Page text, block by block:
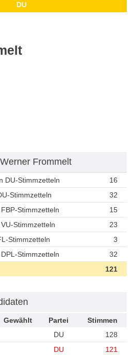
DU
Frommelt
DU-Stimmzetteln
16
Stimmzetteln
32
Stimmzetteln
15
Stimmzetteln
23
Stimmzetteln
3
Stimmzetteln
32
121
Gewählt Partei
Stimmen
DU
128
DU 121